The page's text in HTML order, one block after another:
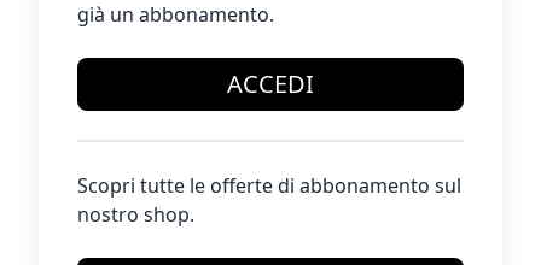
già un abbonamento.
ACCEDI
Scopri tutte le offerte di abbonamento sul
nostro shop.